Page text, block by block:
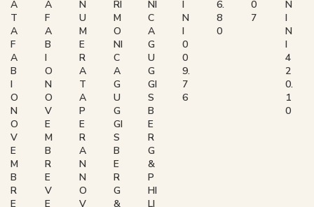
A
T
A
F
A
B
I
O
N
O
V
E
M
B
R
E
A
F
A
B
I
O
N
O
V
E
M
B
R
E
V
E
N
U
M
E
R
A
T
A
P
E
R
A
N
N
O
V
RI
M
O
NI
C
A
G
U
G
GI
S
B
E
R
G
&
NI
C
A
G
U
G
GI
S
B
E
R
G
&
P
HI
LI
I
N
I
0
0
9.
7
6
6.
8
0
0
7
N
I
N
I
4
2
0.
1
0